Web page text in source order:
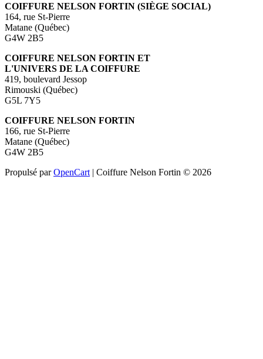
COIFFURE NELSON FORTIN (SIÈGE SOCIAL)
164, rue St-Pierre
Matane (Québec)
G4W 2B5
COIFFURE NELSON FORTIN ET
L'UNIVERS DE LA COIFFURE
419, boulevard Jessop
Rimouski (Québec)
G5L 7Y5
COIFFURE NELSON FORTIN
166, rue St-Pierre
Matane (Québec)
G4W 2B5
Propulsé parOpenCart | Coiffure Nelson Fortin © 2026